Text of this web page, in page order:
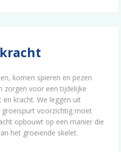
komen spieren en pezen
zorgen voor een tijdelijke
kracht. We leggen uit
voorzichtig moet
opbouwt op een manier die
het groeiende skelet.